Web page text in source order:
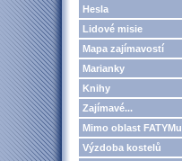
Hesla
Lidové misie
Mapa zajímavostí
Marianky
Knihy
Zajímavé...
Mimo oblast FATYMu
Výzdoba kostelů